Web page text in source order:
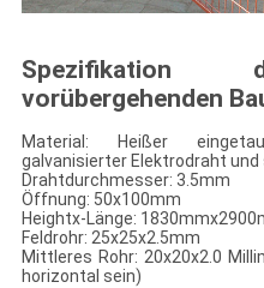
Spezifikation
vorübergehenden
Material: Heißer
galvanisierter Elektrodraht
Drahtdurchmesser: 3.5mm
Öffnung: 50x100mm
Heightx-Länge:
Feldrohr: 25x25x2.5mm
Mittleres Rohr: 20x20x2.0
horizontal sein)